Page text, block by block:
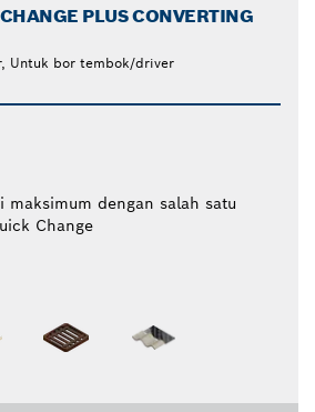
PLUS CONVERTING
Untuk bor tembok/driver
maksimum dengan salah satu
Change